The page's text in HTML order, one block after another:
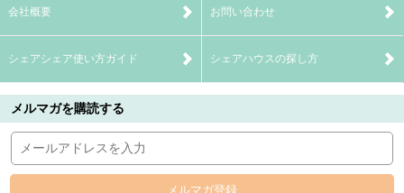
会社概要 お問い合わせ
シェアシェア使い方ガイド シェアハウスの探し方
メルマガを購読する
メルマガ登録